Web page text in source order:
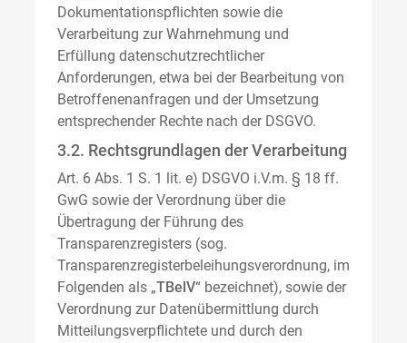
Dokumentationspflichten sowie die
Verarbeitung zur Wahrnehmung und
Erfüllung datenschutzrechtlicher
Anforderungen, etwa bei der Bearbeitung von
Betroffenenanfragen und der Umsetzung
entsprechender Rechte nach der DSGVO.
3.2. Rechtsgrundlagen der Verarbeitung
Art. 6 Abs. 1 S. 1 lit. e) DSGVO i.V.m. § 18 ff.
GwG sowie der Verordnung über die
Übertragung der Führung des
Transparenzregisters (sog.
Transparenzregisterbeleihungsverordnung, im
Folgenden als „TBelV“ bezeichnet), sowie der
Verordnung zur Datenübermittlung durch
Mitteilungsverpflichtete und durch den